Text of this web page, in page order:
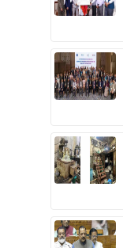
Education
Defence & Security
Environment